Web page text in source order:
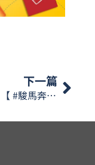
下一篇
🧧【 #駿馬奔騰 】2026新春系列活動 🐎